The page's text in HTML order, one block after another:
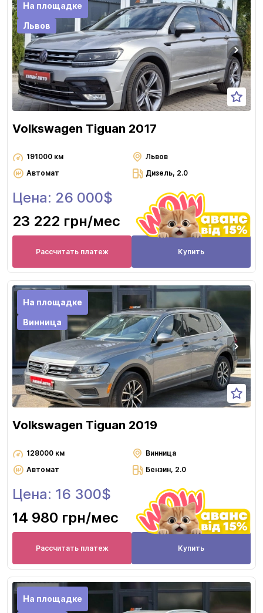
На площадке
Львов
Volkswagen Tiguan 2017
191000 км
Львов
Автомат
Дизель, 2.0
Цена: 26 000$
23 222 грн/мес
Рассчитать платеж Купить
На площадке
Винница
Volkswagen Tiguan 2019
128000 км
Винница
Автомат
Бензин, 2.0
Цена: 16 300$
14 980 грн/мес
Рассчитать платеж Купить
На площадке